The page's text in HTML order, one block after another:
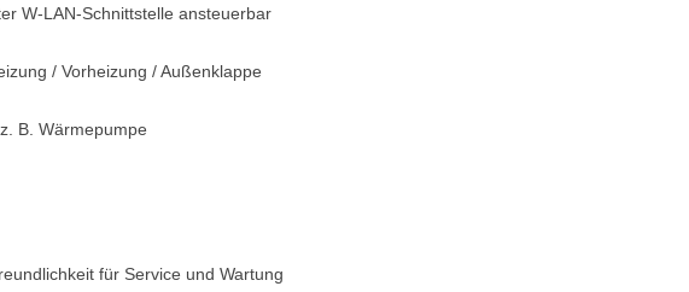
W-LAN-Schnittstelle ansteuerbar
/ Vorheizung / Außenklappe
B. Wärmepumpe
für Service und Wartung